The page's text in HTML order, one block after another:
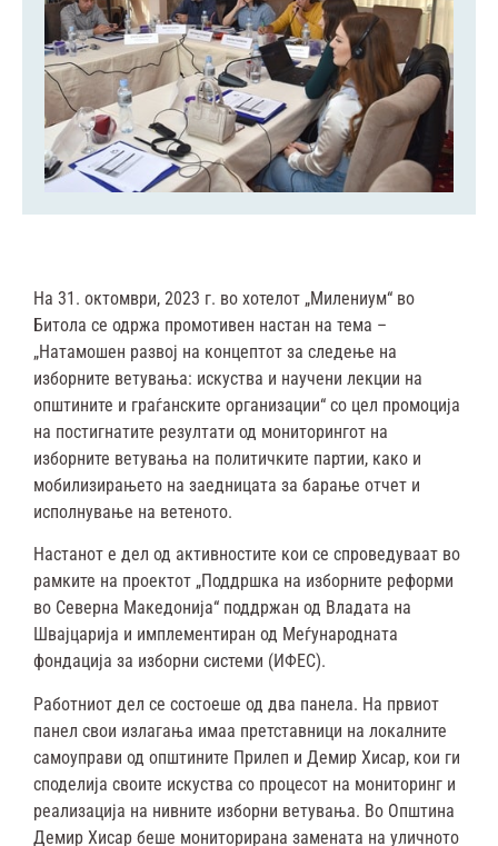
На 31. октомври, 2023 г. во хотелот „Милениум“ во
Битола се одржа промотивен настан на тема –
„Натамошен развој на концептот за следење на
изборните ветувања: искуства и научени лекции на
општините и граѓанските организации“ со цел промоција
на постигнатите резултати од мониторингот на
изборните ветувања на политичките партии, како и
мобилизирањето на заедницата за барање отчет и
исполнување на ветеното.
Настанот е дел од активностите кои се спроведуваат во
рамките на проектот „Поддршка на изборните реформи
во Северна Македонија“ поддржан од Владата на
Швајцарија и имплементиран од Меѓународната
фондација за изборни системи (ИФЕС).
Работниот дел се состоеше од два панела. На првиот
панел свои излагања имаа претставници на локалните
самоуправи од општините Прилеп и Демир Хисар, кои ги
споделија своите искуства со процесот на мониторинг и
реализација на нивните изборни ветувања. Во Општина
Демир Хисар беше мониторирана замената на уличното